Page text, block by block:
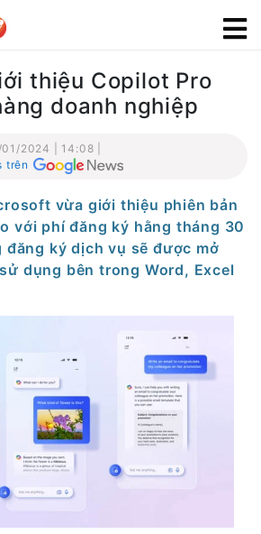
thiệu Copilot Pro
doanh nghiệp
2024 | 14:08 |
trên
vừa giới thiệu phiên bản
với phí đăng ký hằng tháng 30
đăng ký dịch vụ sẽ được mở
dụng bên trong Word, Excel